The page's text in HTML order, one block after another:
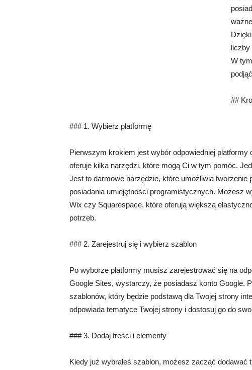
liczby
W
##
### 1. Wybierz platformę
Pierwszym krokiem jest wybór odpowiedniej
oferuje kilka narzędzi, które mogą Ci w tym pomóc.
Jest to darmowe narzędzie, które umożliwia
posiadania umiejętności programistycznych. Możesz
Wix czy Squarespace, które oferują większą
potrzeb.
### 2. Zarejestruj się i wybierz szablon
Po wyborze platformy musisz zarejestrować się na
Google Sites, wystarczy, że posiadasz konto Google.
szablonów, który będzie podstawą dla Twojej strony
odpowiada tematyce Twojej strony i dostosuj go do
### 3. Dodaj treści i elementy
Kiedy już wybrałeś szablon, możesz zacząć